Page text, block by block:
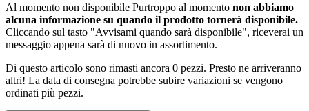
Al momento non disponibile Purtroppo al momento non abbiamo
alcuna informazione su quando il prodotto tornerà disponibile.
Cliccando sul tasto "Avvisami quando sarà disponibile", riceverai un
messaggio appena sarà di nuovo in assortimento.
Di questo articolo sono rimasti ancora 0 pezzi. Presto ne arriveranno
altri! La data di consegna potrebbe subire variazioni se vengono
ordinati più pezzi.